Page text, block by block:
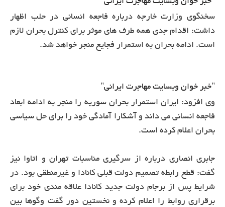
سخنگوی وزارت خارجه درباره فاجعه انسانی در حلب اظهار
داشت: اقدام جدی همه طرف های موثر برای کنترل بحران لازم
است. ادامه بحران به استمرار فجایع منجر خواهد شد.
"خبر خوان وبسایت مهاجرت ایرانی"
وی افزود: ایران استمرار بحران سوریه را منجر به ادامه ابعاد
فاجعه انسانی می داند و آشکارا آمادگی خود را برای حل سیاسی
بحران اعلام کرده است.
جابری انصاری درباره از سرگیری مناسبات تهران و اتاوا نیز
گفت: قطع رابطه تصمیم دولت قبلی کانادا و غیرمنطقی بود. در
شرایط پس از برجام دولت جدید کانادا علاقه مندی خود برای
برقراری روابط را اعلام کرده و نخستین دور گفت وگوها بین